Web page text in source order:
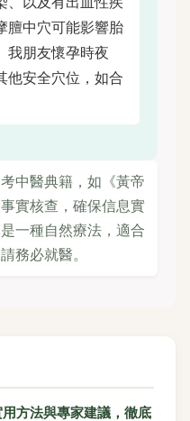
膻中穴可能影響胎
我朋友懷孕時夜
他安全穴位，如合
中醫典籍，如《黃帝
實核查，確保信息實
一種自然療法，適合
務必就醫。
方法與專家建議，徹底